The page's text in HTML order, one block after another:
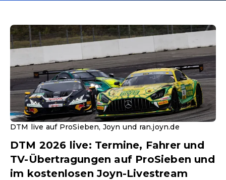
DTM live auf ProSieben, Joyn und ran.joyn.de
DTM 2026 live: Termine, Fahrer und
TV-Übertragungen auf ProSieben und
im kostenlosen Joyn-Livestream